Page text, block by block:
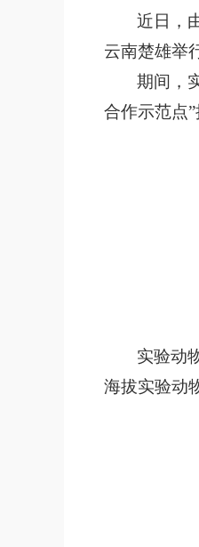
近日，
云南楚雄举
期间，
合作示范点”
实验动
海拔实验动